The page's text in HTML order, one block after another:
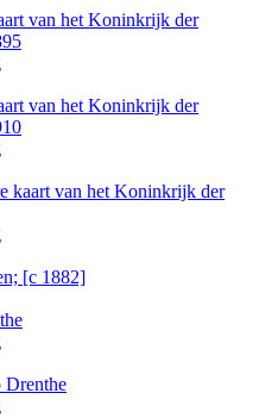
van het Koninkrijk der
van het Koninkrijk der
kaart van het Koninkrijk der
[c 1882]
Drenthe